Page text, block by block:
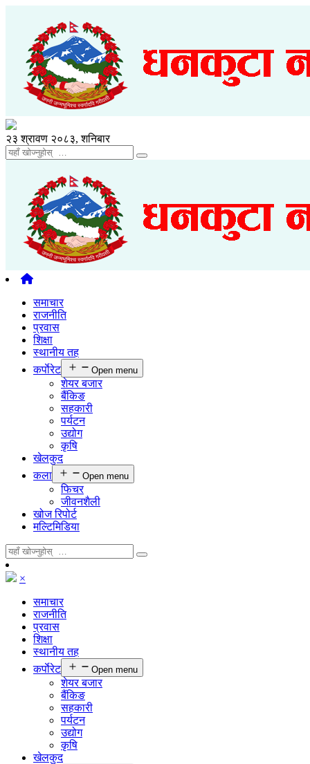
२३ श्रावण २०८३, शनिबार
समाचार
राजनीति
प्रवास
शिक्षा
स्थानीय तह
कर्पाेरेट
Open menu
शेयर बजार
बैंकिङ
सहकारी
पर्यटन
उद्योग
कृषि
खेलकुद
कला
Open menu
फिचर
जीवनशैली
खोज रिपोर्ट
मल्टिमिडिया
×
समाचार
राजनीति
प्रवास
शिक्षा
स्थानीय तह
कर्पाेरेट
Open menu
शेयर बजार
बैंकिङ
सहकारी
पर्यटन
उद्योग
कृषि
खेलकुद